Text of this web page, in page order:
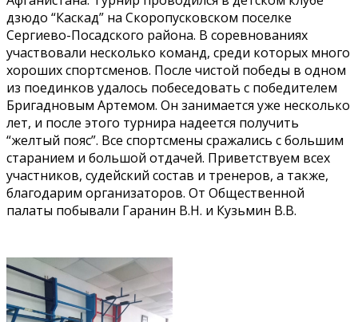
дзюдо “Каскад” на Скоропусковском поселке
Сергиево-Посадского района. В соревнованиях
участвовали несколько команд, среди которых много
хороших спортсменов. После чистой победы в одном
из поединков удалось побеседовать с победителем
Бригадновым Артемом. Он занимается уже несколько
лет, и после этого турнира надеется получить
“желтый пояс”. Все спортсмены сражались с большим
старанием и большой отдачей. Приветствуем всех
участников, судейский состав и тренеров, а также,
благодарим организаторов. От Общественной
палаты побывали Гаранин В.Н. и Кузьмин В.В.